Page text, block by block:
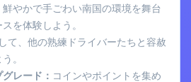
鮮やかで手ごわい南国の環境を舞台
を体験しよう。
て、他の熟練ドライバーたちと容赦
。
レード： コインやポイントを集め